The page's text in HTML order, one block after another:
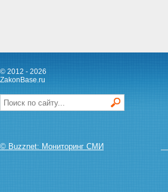
© 2012 - 2026
ZakonBase.ru
© Buzznet: Мониторинг СМИ